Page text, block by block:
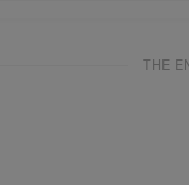
THE